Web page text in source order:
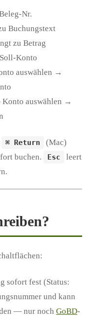
Nr.
Buchungstext
zu Betrag
Konto
auswählen →
auswählen →
⌘ Return
(Mac)
buchen. Esc
leert
sofort fest (Status:
und kann
— nur noch GoBD-